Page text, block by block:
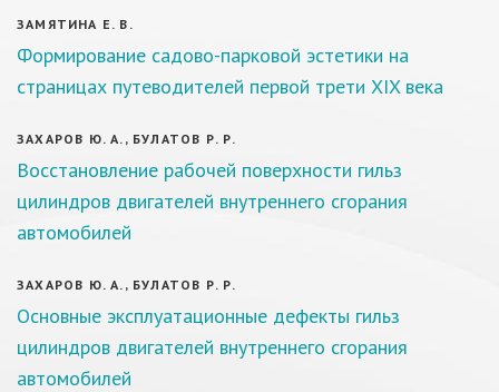
ЗАМЯТИНА Е. В.
Формирование садово-парковой эстетики на
страницах путеводителей первой трети XIX века
ЗАХАРОВ Ю. А., БУЛАТОВ Р. Р.
Восстановление рабочей поверхности гильз
цилиндров двигателей внутреннего сгорания
автомобилей
ЗАХАРОВ Ю. А., БУЛАТОВ Р. Р.
Основные эксплуатационные дефекты гильз
цилиндров двигателей внутреннего сгорания
автомобилей